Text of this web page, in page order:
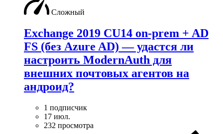
Сложный
Exchange 2019 CU14 on-prem + AD
FS (без Azure AD) — удаcтся ли
настроить ModernAuth для
внешних почтовых агентов на
андроид?
1 подписчик
17 июл.
232 просмотра